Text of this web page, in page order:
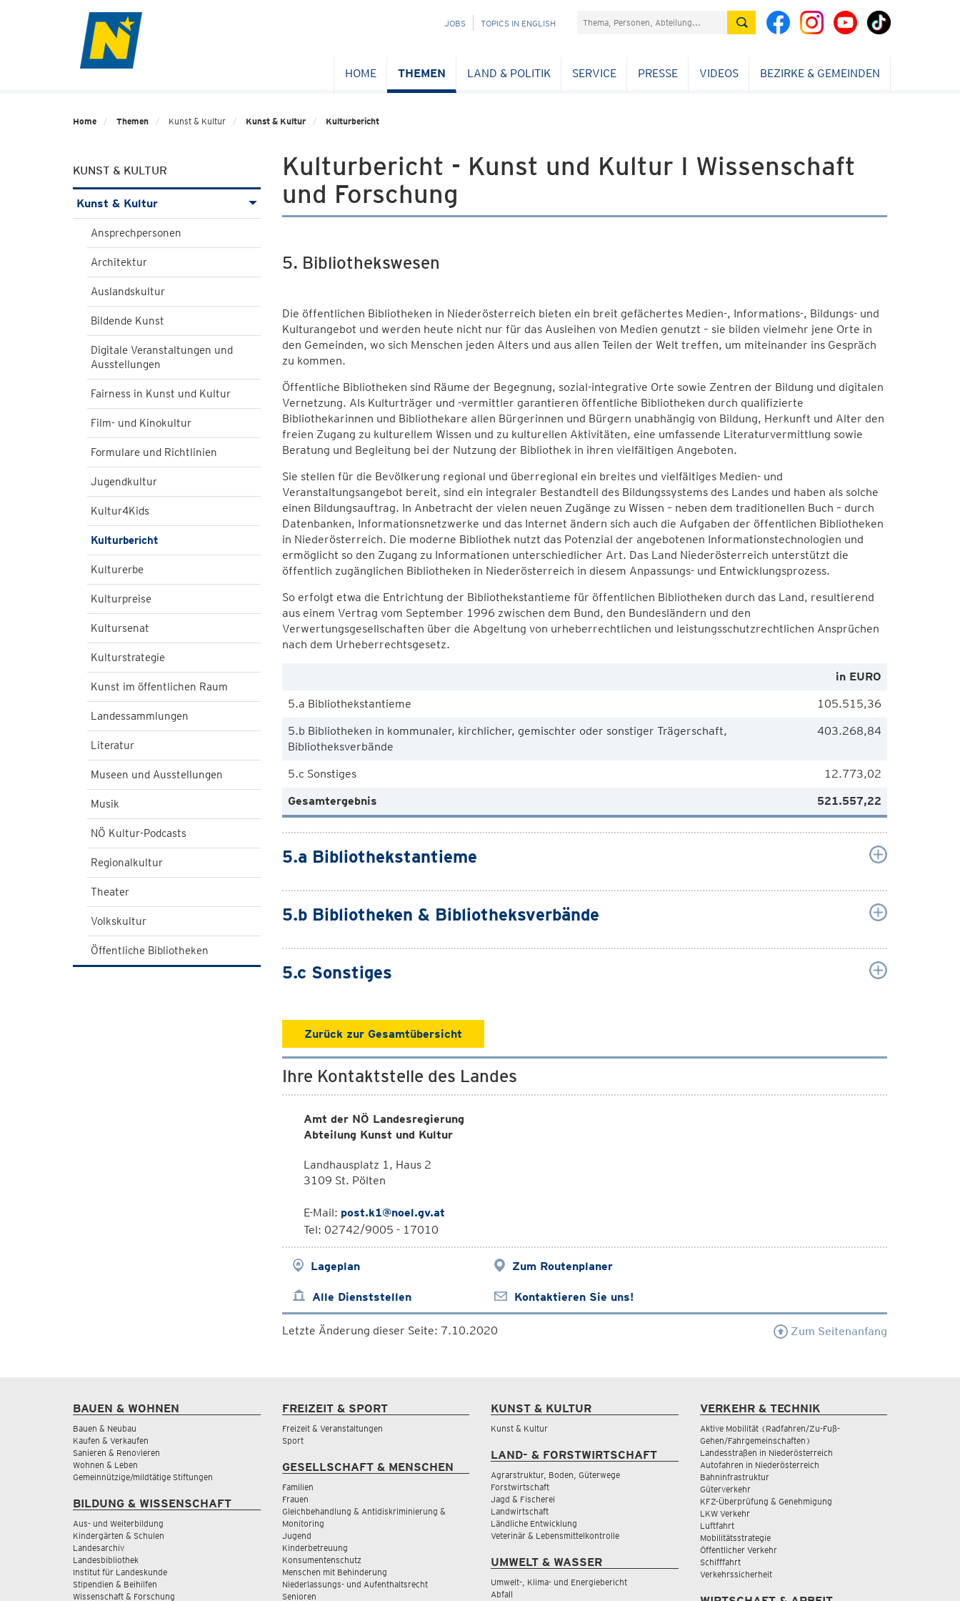
NAVIGATION
JOBS TOPICS IN ENGLISH Suchefeld
HOME THEMEN LAND & POLITIK SERVICE PRESSE VIDEOS BEZIRKE & GEMEINDEN
Home Themen Kunst & Kultur Kunst & Kultur Kulturbericht
KUNST & KULTUR
Kunst & Kultur
Ansprechpersonen
Architektur
Auslandskultur
Bildende Kunst
Digitale Veranstaltungen und
Ausstellungen
Fairness in Kunst und Kultur
Film- und Kinokultur
Formulare und Richtlinien
Jugendkultur
Kultur4Kids
Kulturbericht
Kulturerbe
Kulturpreise
Kultursenat
Kulturstrategie
Kunst im öffentlichen Raum
Landessammlungen
Literatur
Museen und Ausstellungen
Musik
NÖ Kultur-Podcasts
Regionalkultur
Theater
Volkskultur
Öffentliche Bibliotheken
Kulturbericht - Kunst und Kultur I Wissenschaft
und Forschung
5. Bibliothekswesen
Die öffentlichen Bibliotheken in Niederösterreich bieten ein breit gefächertes Medien-, Informations-, Bildungs- und
Kulturangebot und werden heute nicht nur für das Ausleihen von Medien genutzt – sie bilden vielmehr jene Orte in
den Gemeinden, wo sich Menschen jeden Alters und aus allen Teilen der Welt treffen, um miteinander ins Gespräch
zu kommen.
Öffentliche Bibliotheken sind Räume der Begegnung, sozial-integrative Orte sowie Zentren der Bildung und digitalen
Vernetzung. Als Kulturträger und -vermittler garantieren öffentliche Bibliotheken durch qualifizierte
Bibliothekarinnen und Bibliothekare allen Bürgerinnen und Bürgern unabhängig von Bildung, Herkunft und Alter den
freien Zugang zu kulturellem Wissen und zu kulturellen Aktivitäten, eine umfassende Literaturvermittlung sowie
Beratung und Begleitung bei der Nutzung der Bibliothek in ihren vielfältigen Angeboten.
Sie stellen für die Bevölkerung regional und überregional ein breites und vielfältiges Medien- und
Veranstaltungsangebot bereit, sind ein integraler Bestandteil des Bildungssystems des Landes und haben als solche
einen Bildungsauftrag. In Anbetracht der vielen neuen Zugänge zu Wissen – neben dem traditionellen Buch – durch
Datenbanken, Informationsnetzwerke und das Internet ändern sich auch die Aufgaben der öffentlichen Bibliotheken
in Niederösterreich. Die moderne Bibliothek nutzt das Potenzial der angebotenen Informationstechnologien und
ermöglicht so den Zugang zu Informationen unterschiedlicher Art. Das Land Niederösterreich unterstützt die
öffentlich zugänglichen Bibliotheken in Niederösterreich in diesem Anpassungs- und Entwicklungsprozess.
So erfolgt etwa die Entrichtung der Bibliothekstantieme für öffentlichen Bibliotheken durch das Land, resultierend
aus einem Vertrag vom September 1996 zwischen dem Bund, den Bundesländern und den
Verwertungsgesellschaften über die Abgeltung von urheberrechtlichen und leistungsschutzrechtlichen Ansprüchen
nach dem Urheberrechtsgesetz.
in EURO
5.a Bibliothekstantieme
105.515,36
5.b Bibliotheken in kommunaler, kirchlicher, gemischter oder sonstiger Trägerschaft,
Bibliotheksverbände
403.268,84
5.c Sonstiges
12.773,02
Gesamtergebnis
521.557,22
5.a Bibliothekstantieme
5.b Bibliotheken & Bibliotheksverbände
5.c Sonstiges
Zurück zur Gesamtübersicht
Ihre Kontaktstelle des Landes
Amt der NÖ Landesregierung
Abteilung Kunst und Kultur
Landhausplatz 1, Haus 2
3109 St. Pölten
E-Mail: post.k1@noel.gv.at
Tel: 02742/9005 - 17010
Lageplan Zum Routenplaner
Alle Dienststellen Kontaktieren Sie uns!
Letzte Änderung dieser Seite: 7.10.2020 Zum Seitenanfang
BAUEN & WOHNEN
Bauen & Neubau
Kaufen & Verkaufen
Sanieren & Renovieren
Wohnen & Leben
Gemeinnützige/mildtätige Stiftungen
BILDUNG & WISSENSCHAFT
Aus- und Weiterbildung
Kindergärten & Schulen
Landesarchiv
Landesbibliothek
Institut für Landeskunde
Stipendien & Beihilfen
Wissenschaft & Forschung
FREIZEIT & SPORT
Freizeit & Veranstaltungen
Sport
GESELLSCHAFT & MENSCHEN
Familien
Frauen
Gleichbehandlung & Antidiskriminierung &
Monitoring
Jugend
Kinderbetreuung
Konsumentenschutz
Menschen mit Behinderung
Niederlassungs- und Aufenthaltsrecht
Senioren
KUNST & KULTUR
Kunst & Kultur
LAND- & FORSTWIRTSCHAFT
Agrarstruktur, Boden, Güterwege
Forstwirtschaft
Jagd & Fischerei
Landwirtschaft
Ländliche Entwicklung
Veterinär & Lebensmittelkontrolle
UMWELT & WASSER
Umwelt-, Klima- und Energiebericht
Abfall
VERKEHR & TECHNIK
Aktive Mobilität (Radfahren/Zu-Fuß-
Gehen/Fahrgemeinschaften)
Landesstraßen in Niederösterreich
Autofahren in Niederösterreich
Bahninfrastruktur
Güterverkehr
KFZ-Überprüfung & Genehmigung
LKW Verkehr
Luftfahrt
Mobilitätsstrategie
Öffentlicher Verkehr
Schifffahrt
Verkehrssicherheit